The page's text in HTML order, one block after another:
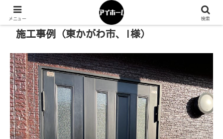
施工事例（東かがわ市、I様）
メニュー 検索